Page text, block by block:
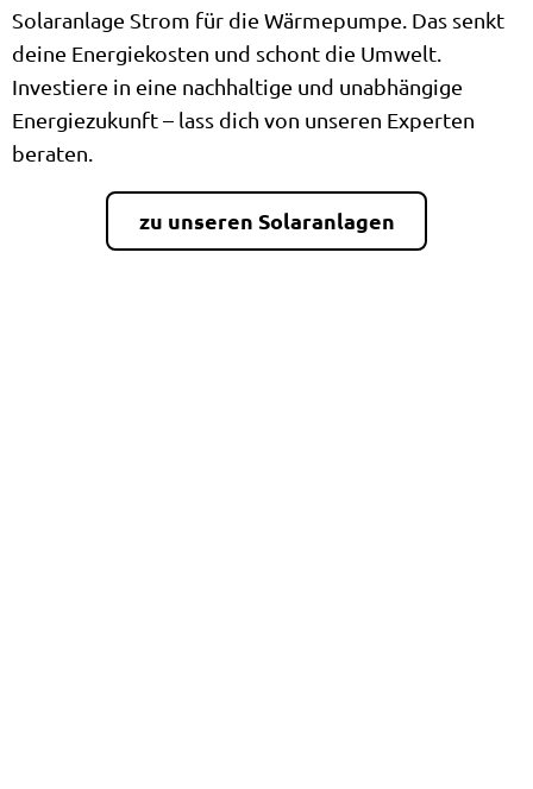
Solaranlage Strom für die Wärmepumpe. Das senkt
deine Energiekosten und schont die Umwelt.
Investiere in eine nachhaltige und unabhängige
Energiezukunft – lass dich von unseren Experten
beraten.
zu unseren Solaranlagen